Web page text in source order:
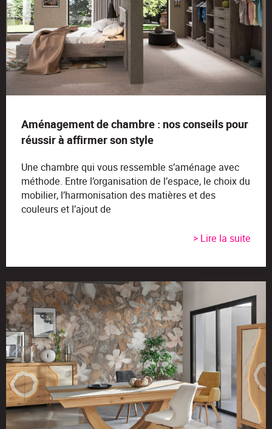
Aménagement de chambre : nos conseils pour
réussir à affirmer son style
Une chambre qui vous ressemble s’aménage avec
méthode. Entre l’organisation de l’espace, le choix du
mobilier, l’harmonisation des matières et des
couleurs et l’ajout de
> Lire la suite